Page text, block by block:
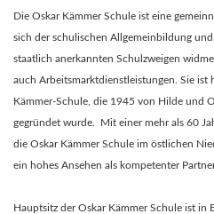
Die Oskar Kämmer Schule ist eine
sich der schulischen Allgemeinbildung
staatlich anerkannten Schulzweigen
auch Arbeitsmarktdienstleistungen. Sie ist
Kämmer-Schule, die 1945 von Hilde und
gegründet wurde. Mit einer mehr als 60
die Oskar Kämmer Schule im östlichen
ein hohes Ansehen als kompetenter
Hauptsitz der Oskar Kämmer Schule ist in